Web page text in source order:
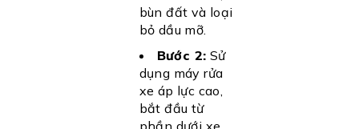
bùn đất và loại
bỏ dầu mỡ.
Bước 2: Sử
dụng máy rửa
xe áp lực cao,
bắt đầu từ